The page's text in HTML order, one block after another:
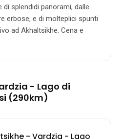
splendidi panorami, dalle
erbose, e di molteplici spunti
ad Akhaltsikhe. Cena e
- Lago di
(290km)
- Vardzia - Lago